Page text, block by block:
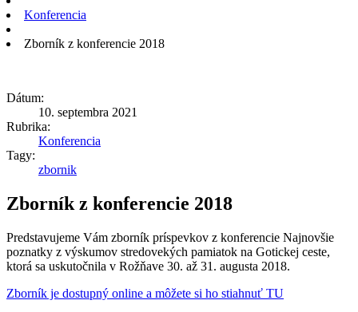
Konferencia
Zborník z konferencie 2018
Dátum:
10. septembra 2021
Rubrika:
Konferencia
Tagy:
zbornik
Zborník z konferencie 2018
Predstavujeme Vám zborník príspevkov z konferencie Najnovšie
poznatky z výskumov stredovekých pamiatok na Gotickej ceste,
ktorá sa uskutočnila v Rožňave 30. až 31. augusta 2018.
Zborník je dostupný online a môžete si ho stiahnuť TU